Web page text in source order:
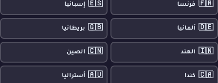
🇫🇷 فرنسا 🇪🇸 إسبانيا
🇩🇪 ألمانيا 🇬🇧 بريطانيا
🇮🇳 الهند 🇨🇳 الصين
🇨🇦 كندا 🇦🇺 أستراليا